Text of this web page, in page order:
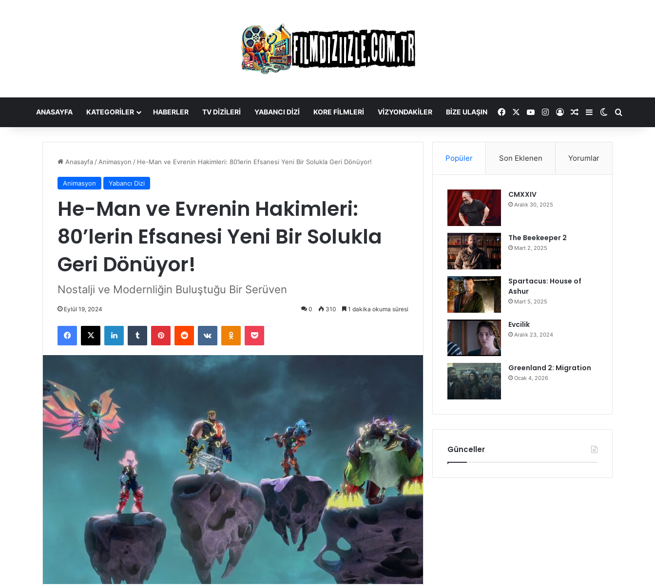
ANASAYFA KATEGORILER HABERLER TV DIZILERI YABANCI DIZI KORE FILMLERI VIZYONDAKILER BIZE ULAŞIN FacebookYouTubeInstagram
Kayıt OlRastgele Makale
Kenar Bölmesi
Dış
Anasayfa / Animasyon / He-Man ve Evrenin Hakimleri: 80’lerin Efsanesi Yeni Bir Solukla Geri Dönüyor!
Animasyon Yabancı Dizi
He-Man ve Evrenin Hakimleri:
80’lerin Efsanesi Yeni Bir Solukla
Geri Dönüyor!
Nostalji ve Modernliğin Buluştuğu Bir Serüven
Eylül 19, 2024 0 310 1 dakika okuma süresi
Facebook
X LinkedInTumblr PinterestReddit VKontakteOdnoklassniki
Pocket
Popüler Son Eklenen Yorumlar
CMXXIV
Aralık 30, 2025
The Beekeeper 2
Mart 2, 2025
Spartacus: House of
Ashur
Mart 5, 2025
Evcilik
Aralık 23, 2024
Greenland 2: Migration
Ocak 4, 2026
Günceller